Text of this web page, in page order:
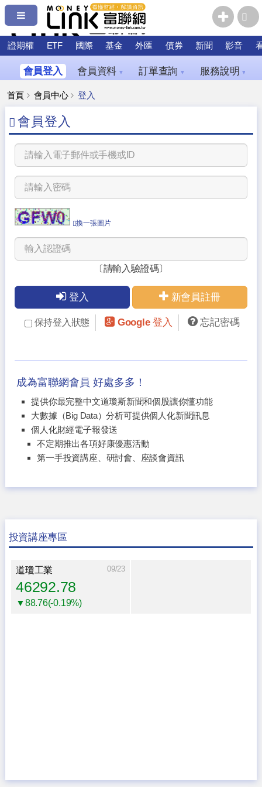
證期權 ETF 國際 基金 外匯 債券 新聞 影音
會員登入 會員資料 ▼ 訂單查詢 ▼ 服務說明 ▼
首頁 會員中心 登入
會員登入
換一張圖片
〔請輸入驗證碼〕
登入 新會員註冊
保持登入狀態 Google 登入 忘記密碼
成為富聯網會員 好處多多！
提供你最完整中文道瓊斯新聞和個股讓你懂功能
大數據（Big Data）分析可提供個人化新聞訊息
個人化財經電子報發送
不定期推出各項好康優惠活動
第一手投資講座、研討會、座談會資訊
投資講座專區
道瓊工業 09/23
46292.78
▼88.76(-0.19%)